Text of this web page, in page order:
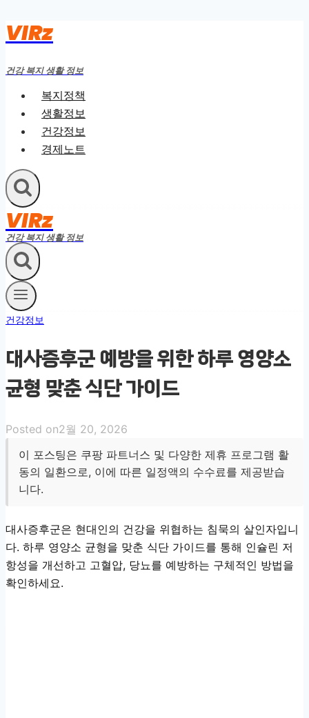
Skip
to
content
VIRz
건강 복지 생활 정보
복지정책
생활정보
건강정보
경제노트
VIRz
건강 복지 생활 정보
건강정보
대사증후군 예방을 위한 하루 영양소
균형 맞춘 식단 가이드
Posted on2월 20, 2026
이 포스팅은 쿠팡 파트너스 및 다양한 제휴 프로그램 활
동의 일환으로, 이에 따른 일정액의 수수료를 제공받습
니다.
대사증후군은 현대인의 건강을 위협하는 침묵의 살인자입니
다. 하루 영양소 균형을 맞춘 식단 가이드를 통해 인슐린 저
항성을 개선하고 고혈압, 당뇨를 예방하는 구체적인 방법을
확인하세요.